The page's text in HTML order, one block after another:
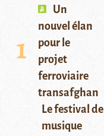
Un
nouvel élan
pour le
projet
ferroviaire
transafghan
Le festival de
musique